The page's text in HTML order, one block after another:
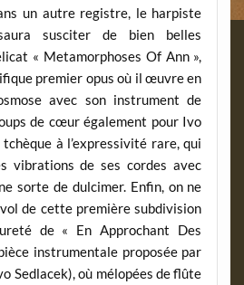
un autre registre, le harpiste
susciter de bien belles
« Metamorphoses Of Ann »,
premier opus où il œuvre en
avec son instrument de
de cœur également pour Ivo
à l’expressivité rare, qui
vibrations de ses cordes avec
sorte de dulcimer. Enfin, on ne
de cette première subdivision
de « En Approchant Des
instrumentale proposée par
Sedlacek), où mélopées de flûte